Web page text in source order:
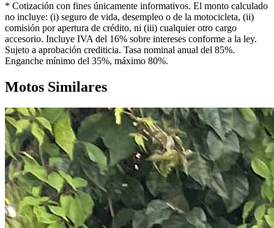
* Cotización con fines únicamente informativos. El monto calculado
no incluye: (i) seguro de vida, desempleo o de la motocicleta, (ii)
comisión por apertura de crédito, ni (iii) cualquier otro cargo
accesorio. Incluye IVA del 16% sobre intereses conforme a la ley.
Sujeto a aprobación crediticia. Tasa nominal anual del 85%.
Enganche mínimo del 35%, máximo 80%.
Motos Similares